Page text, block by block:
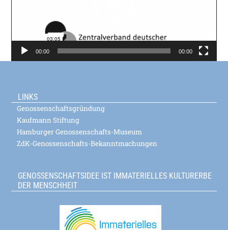
00:00 00:00
LINKS
Genossenschaftsgründung
Kaufmann Stiftung
Hamburger Genossenschafts-Museum
ZdK-Genossenschafts-Bekanntmachungen
GENOSSENSCHAFTSIDEE IST IMMATERIELLES KULTURERBE
DER MENSCHHEIT